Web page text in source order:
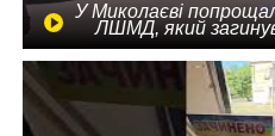
У Миколаєві
ЛШМД, який